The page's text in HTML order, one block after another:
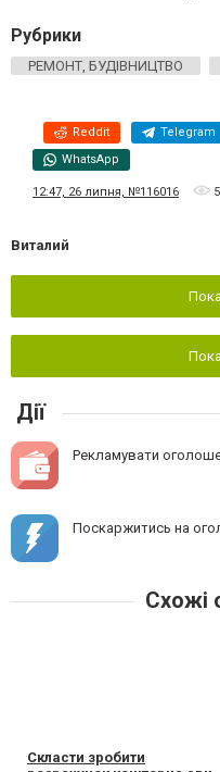
Рубрики
РЕМОНТ, БУДІВНИЦТВО
Reddit Telegram
WhatsApp
12:47, 26 липня, №116016
Виталий
Дії
Рекламувати
Поскаржитись на
Схожі
Скласти зробити